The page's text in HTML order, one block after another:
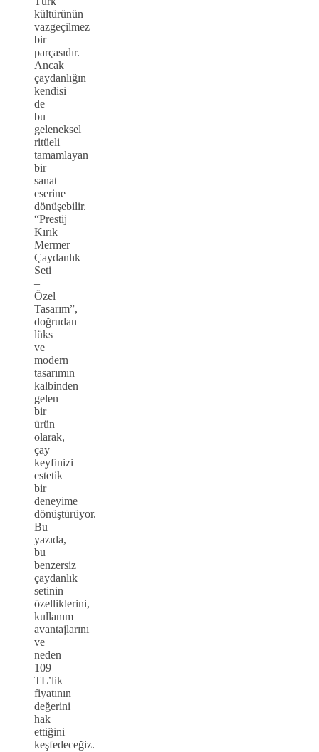
kültürünün
vazgeçilmez
bir
parçasıdır.
Ancak
çaydanlığın
kendisi
de
bu
geleneksel
ritüeli
tamamlayan
bir
sanat
eserine
dönüşebilir.
“Prestij
Kırık
Mermer
Çaydanlık
Seti
–
Özel
Tasarım”,
doğrudan
lüks
ve
modern
tasarımın
kalbinden
gelen
bir
ürün
olarak,
çay
keyfinizi
estetik
bir
deneyime
dönüştürüyor.
Bu
yazıda,
bu
benzersiz
çaydanlık
setinin
özelliklerini,
kullanım
avantajlarını
ve
neden
109
TL’lik
fiyatının
değerini
hak
ettiğini
keşfedeceğiz.